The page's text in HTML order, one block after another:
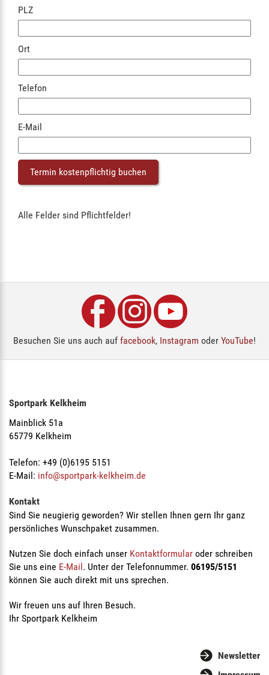
PLZ
Ort
Telefon
E-Mail
Alle Felder sind Pflichtfelder!
Besuchen Sie uns auch auf facebook, Instagram oder YouTube!
Sportpark Kelkheim
Mainblick 51a
65779 Kelkheim
Telefon: +49 (0)6195 5151
E-Mail: info@sportpark-kelkheim.de
Kontakt
Sind Sie neugierig geworden? Wir stellen Ihnen gern Ihr ganz
persönliches Wunschpaket zusammen.
Nutzen Sie doch einfach unser Kontaktformular oder schreiben
Sie uns eine E-Mail. Unter der Telefonnummer. 06195/5151
können Sie auch direkt mit uns sprechen.
Wir freuen uns auf Ihren Besuch.
Ihr Sportpark Kelkheim
Newsletter